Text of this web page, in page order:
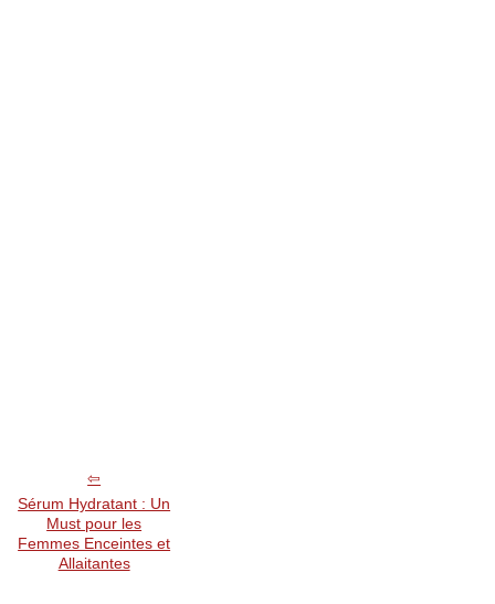
Sérum Hydratant : Un
Must pour les
Femmes Enceintes et
Allaitantes